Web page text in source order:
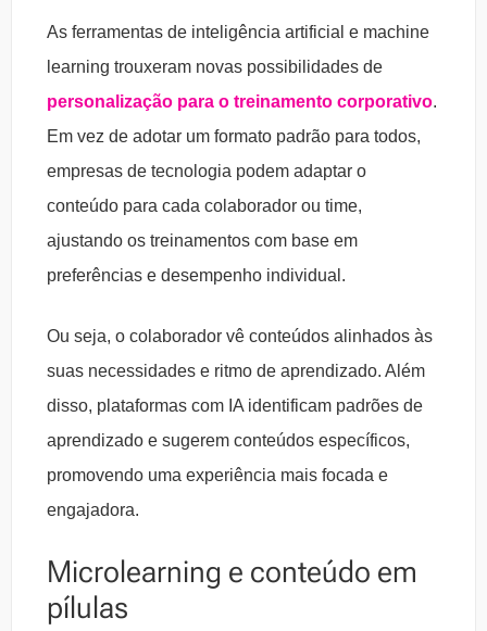
As ferramentas de inteligência artificial e machine
learning trouxeram novas possibilidades de
personalização para o treinamento corporativo.
Em vez de adotar um formato padrão para todos,
empresas de tecnologia podem adaptar o
conteúdo para cada colaborador ou time,
ajustando os treinamentos com base em
preferências e desempenho individual.
Ou seja, o colaborador vê conteúdos alinhados às
suas necessidades e ritmo de aprendizado. Além
disso, plataformas com IA identificam padrões de
aprendizado e sugerem conteúdos específicos,
promovendo uma experiência mais focada e
engajadora.
Microlearning e conteúdo em
pílulas